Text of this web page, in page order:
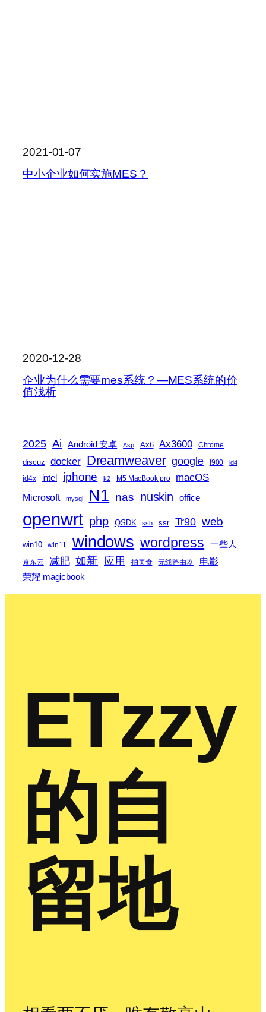
2021-01-07
中小企业如何实施MES？
2020-12-28
企业为什么需要mes系统？—MES系统的价
值浅析
2025 Ai Android 安卓 Asp Ax6 Ax3600 Chrome
discuz docker Dreamweaver google I900 id4
id4x intel iphone k2 M5 MacBook pro macOS
Microsoft mysql N1 nas nuskin office
openwrt php QSDK ssh ssr Tr90 web
win10 win11 windows wordpress 一些人
京东云 减肥 如新 应用 拍美食 无线路由器 电影
荣耀 magicbook
ETzzy
的自
留地